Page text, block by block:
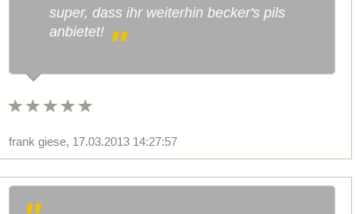
super, dass ihr weiterhin becker's pils
anbietet!
frank giese, 17.03.2013 14:27:57